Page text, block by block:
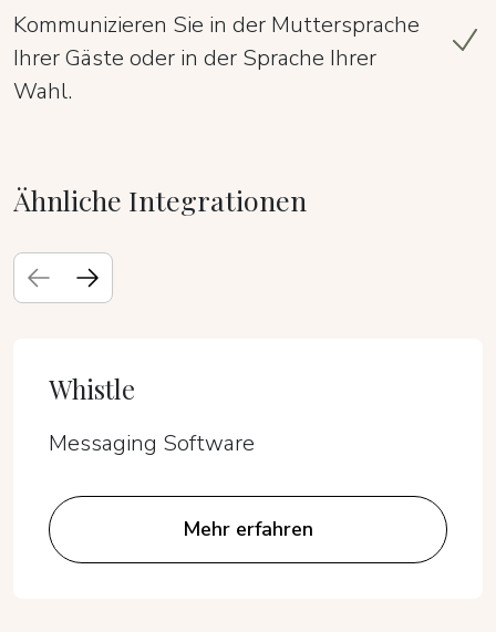
Kommunizieren Sie in der Muttersprache
Ihrer Gäste oder in der Sprache Ihrer
Wahl.
Ähnliche Integrationen
Whistle
Messaging Software
Mehr erfahren